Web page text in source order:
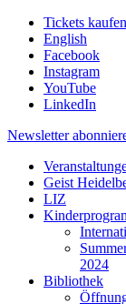
Tickets kaufen
English
Facebook
Instagram
YouTube
LinkedIn
Newsletter
Geist
LIZ
2024
Bibliothek